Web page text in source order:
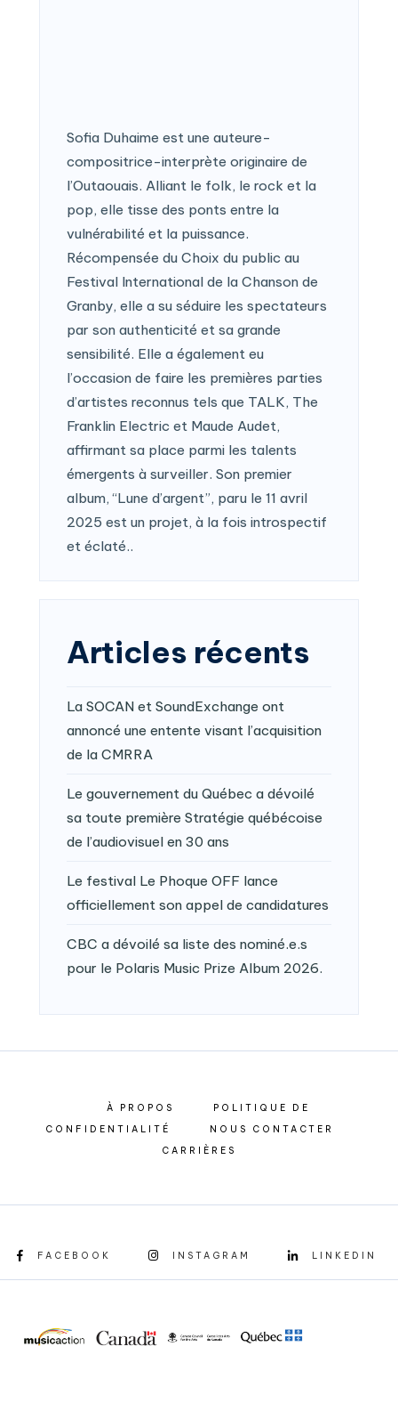
Sofia Duhaime est une auteure-
compositrice-interprète originaire de
l’Outaouais. Alliant le folk, le rock et la
pop, elle tisse des ponts entre la
vulnérabilité et la puissance.
Récompensée du Choix du public au
Festival International de la Chanson de
Granby, elle a su séduire les spectateurs
par son authenticité et sa grande
sensibilité. Elle a également eu
l’occasion de faire les premières parties
d’artistes reconnus tels que TALK, The
Franklin Electric et Maude Audet,
affirmant sa place parmi les talents
émergents à surveiller. Son premier
album, “Lune d’argent”, paru le 11 avril
2025 est un projet, à la fois introspectif
et éclaté..
Articles récents
La SOCAN et SoundExchange ont
annoncé une entente visant l’acquisition
de la CMRRA
Le gouvernement du Québec a dévoilé
sa toute première Stratégie québécoise
de l’audiovisuel en 30 ans
Le festival Le Phoque OFF lance
officiellement son appel de candidatures
CBC a dévoilé sa liste des nominé.e.s
pour le Polaris Music Prize Album 2026.
À PROPOS
POLITIQUE DE
CONFIDENTIALITÉ
NOUS CONTACTER
CARRIÈRES
FACEBOOK INSTAGRAM LINKEDIN